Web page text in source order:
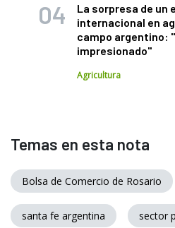
La sorpresa de un
internacional en
campo argentino:
impresionado"
Agricultura
Temas en esta nota
Bolsa de Comercio de Rosario
santa fe argentina sector